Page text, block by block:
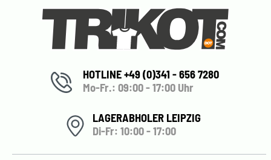
HOTLINE +49 (0)341 - 656 7280
Mo-Fr.: 09:00 - 17:00 Uhr
LAGERABHOLER LEIPZIG
Di-Fr: 10:00 - 17:00